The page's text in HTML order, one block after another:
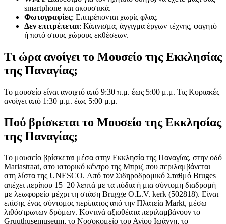
smartphone και ακουστικά.
Φωτογραφίες: Επιτρέπονται χωρίς φλας.
Δεν επιτρέπεται: Κάπνισμα, άγγιγμα έργων τέχνης, φαγητό
ή ποτό στους χώρους εκθέσεων.
Τι ώρα ανοίγει το Μουσείο της Εκκλησίας
της Παναγίας;
Το μουσείο είναι ανοιχτό από 9:30 π.μ. έως 5:00 μ.μ. Τις Κυριακές
ανοίγει από 1:30 μ.μ. έως 5:00 μ.μ.
Πού βρίσκεται το Μουσείο της Εκκλησίας
της Παναγίας;
Το μουσείο βρίσκεται μέσα στην Εκκλησία της Παναγίας, στην οδό
Mariastraat, στο ιστορικό κέντρο της Μπριζ που περιλαμβάνεται
στη λίστα της UNESCO. Από τον Σιδηροδρομικό Σταθμό Bruges
απέχει περίπου 15–20 λεπτά με τα πόδια ή μια σύντομη διαδρομή
με λεωφορείο μέχρι τη στάση Brugge O.L.V. kerk (502818). Είναι
επίσης ένας σύντομος περίπατος από την Πλατεία Markt, μέσω
λιθόστρωτων δρόμων. Κοντινά αξιοθέατα περιλαμβάνουν το
Gruuthusemuseum, το Νοσοκομείο του Αγίου Ιωάννη, το